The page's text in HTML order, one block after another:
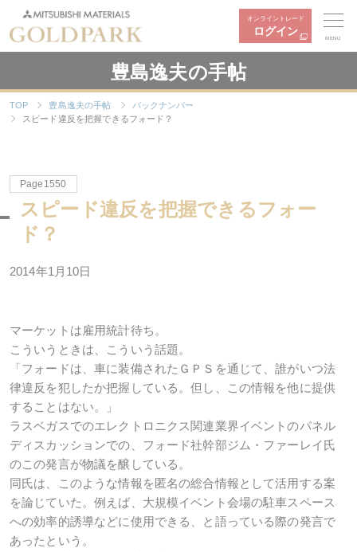
オンライントレード
ログイン
MENU
豊島逸夫の手帖
TOP 豊島逸夫の手帖
バックナンバー
スピード違反を把握できるフォード？
Page1550
スピード違反を把握できるフォー
ド？
2014年1月10日
マーケットは雇用統計待ち。
こういうときは、こういう話題。
「フォードは、車に装備されたＧＰＳを通じて、誰がいつ法
律違反を犯したか把握している。但し、この情報を他に提供
することはない。」
ラスベガスでのエレクトロニクス関連業界イベントのパネル
ディスカッションでの、フォード社幹部ジム・ファーレイ氏
のこの発言が物議を醸している。
同氏は、このような情報を匿名の総合情報として活用する案
を論じていた。例えば、大規模イベント会場の駐車スペース
への効率的誘導などに使用できる、と語っている際の発言で
あったという。